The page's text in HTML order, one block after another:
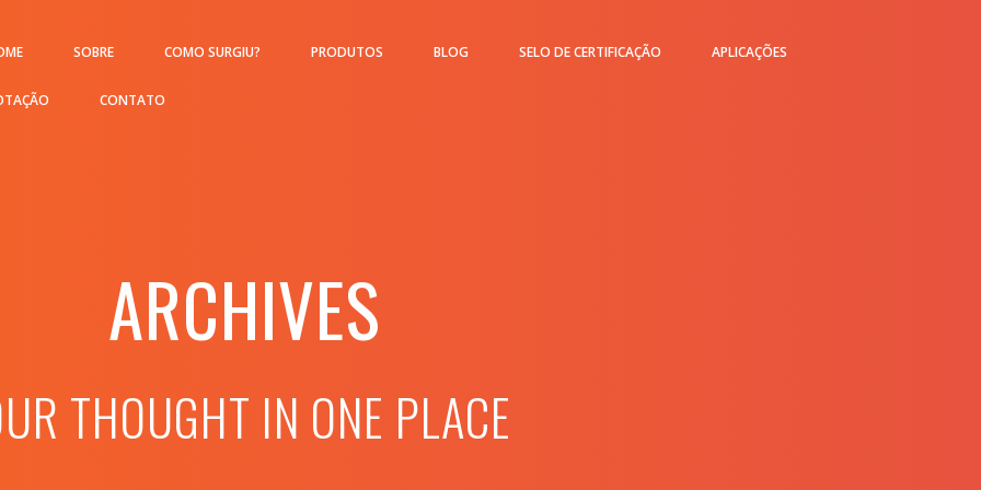
SOBRE COMO SURGIU? PRODUTOS BLOG SELO DE CERTIFICAÇÃO APLICAÇÕES
CONTATO
ARCHIVES
THOUGHT IN ONE PLACE